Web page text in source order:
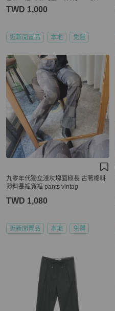
TWD 1,000
近新閒置品 本地 免運
九零年代獨立淺灰塊面極長 古著棉料
薄料長褲寬褲 pants vintag
TWD 1,080
近新閒置品 本地 免運